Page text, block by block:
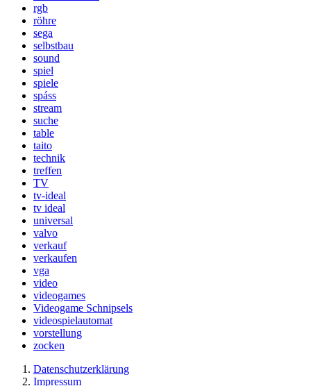
rgb
röhre
sega
selbstbau
sound
spiel
spiele
spáss
stream
suche
table
taito
technik
treffen
TV
tv-ideal
tv ideal
universal
valvo
verkauf
verkaufen
vga
video
videogames
Videogame Schnipsels
videospielautomat
vorstellung
zocken
Datenschutzerklärung
Impressum